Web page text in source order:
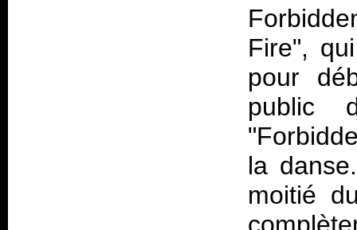
Fire",
pour
public
la
moitié